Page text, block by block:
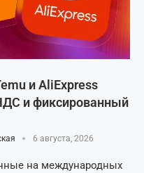
и AliExpress
и фиксированный
6 августа, 2026
на международных